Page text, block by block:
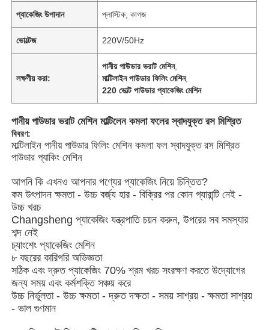
প্যাকেজিং উপাদান প্লাস্টিক, কাগজ
ভোল্টেজ 220V/50Hz
লক্ষণীয় করা:
পানীয় পাউডার ভরাট মেশিন,
মাল্টিলাইন পাউডার ফিলিং মেশিন,
220 ভোল্ট পাউডার প্যাকেজিং মেশিন
পানীয় পাউডার ভরাট মেশিন মাল্টিলেন কমলা ফলের স্বাদযুক্ত রস মিশ্রিত
বিবরণ:
মাল্টিলাইন পানীয় পাউডার ফিলিং মেশিন কমলা ফল স্বাদযুক্ত রস মিশ্রিত
পাউডার প্যাকিং মেশিন
আপনি কি এখনও আপনার পণ্যের প্যাকেজিং নিয়ে চিন্তিত?
কম উৎপাদন ক্ষমতা - উচ্চ বর্জ্য হার - বিক্রির পর কোন গ্যারান্টি নেই -
উচ্চ খরচ
Changsheng প্যাকেজিং যন্ত্রপাতি চয়ন করুন, উপরের সব সমস্যার
শব্দ নেই
চ্যাংশেং প্যাকেজিং মেশিন
৮ বছরের কারিগরি অভিজ্ঞতা
সঠিক এবং দ্রুত প্যাকেজিং 70% শ্রম খরচ সংরক্ষণ করতে উদ্যোগের
জন্য সময় এবং কর্মশক্তি সঞ্চয় করে
উচ্চ নির্ভুলতা - উচ্চ ক্ষমতা - দ্রুত দক্ষতা - সময় সাশ্রয় - ক্ষমতা সাশ্রয়
- ভাল গুণমান